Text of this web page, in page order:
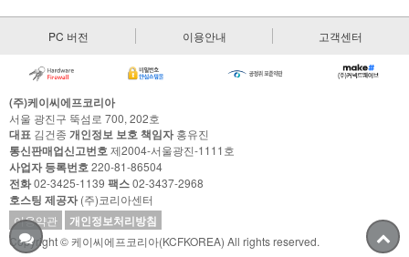
PC 버전 이용안내 고객센터
(주)케이씨에프코리아
서울 광진구 뚝섬로 700, 202호
대표 김건종 개인정보 보호 책임자홍유진
통신판매업신고번호제2004-서울광진-1111호
사업자 등록번호220-81-86504
전화02-3425-1139 팩스02-3437-2968
호스팅 제공자(주)코리아센터
이용약관
개인정보처리방침
Copyright © 케이씨에프코리아(KCFKOREA) All rights reserved.